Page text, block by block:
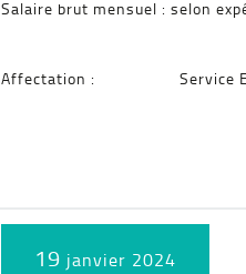
Salaire brut mensuel : selon
Affectation : Service
19 janvier 2024